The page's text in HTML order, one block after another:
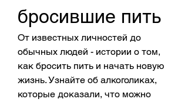
бросившие пить
От известных личностей до
обычных людей - истории о том,
как бросить пить и начать новую
жизнь. Узнайте об алкоголиках,
которые доказали, что можно